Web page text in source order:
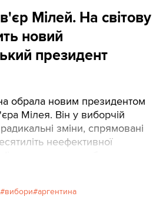
Мілей. На світову
новий
президент
обрала новим президентом
Мілея. Він у виборчій
зміни, спрямовані
неефективної
потерпає від падіння
перекладену статтю.
вибори аргентина